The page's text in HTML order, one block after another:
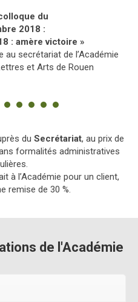
du
2018 :
: amère victoire »
au secrétariat de l’Académie
et Arts de Rouen
du Secrétariat, au prix de
formalités administratives
à l’Académie pour un client,
remise de 30 %.
de l'Académie